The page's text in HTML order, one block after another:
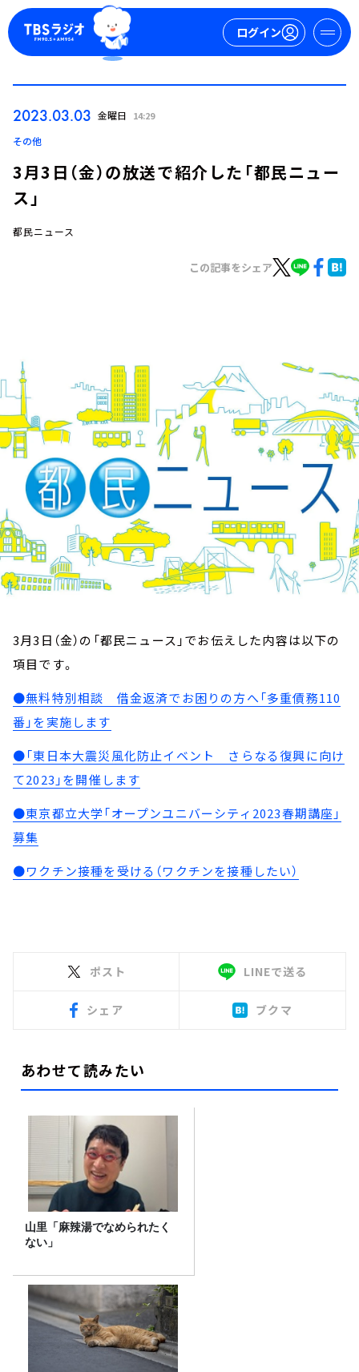
ログイン
イベント・グッズ
YouTube
会社情報
2023.03.03 金曜日 14:29
その他
3月3日（金）の放送で紹介した「都民ニュー
ス」
都民ニュース
この記事をシェア
3月3日（金）の「都民ニュース」でお伝えした内容は以下の
項目です。
●無料特別相談 借金返済でお困りの方へ「多重債務110
番」を実施します
●「東日本大震災風化防止イベント さらなる復興に向け
て2023」を開催します
●東京都立大学「オープンユニバーシティ2023春期講座」
募集
●ワクチン接種を受ける（ワクチンを接種したい）
ポスト LINEで送る
シェア ブクマ
あわせて読みたい
山里「麻辣湯でなめられたく
ない」